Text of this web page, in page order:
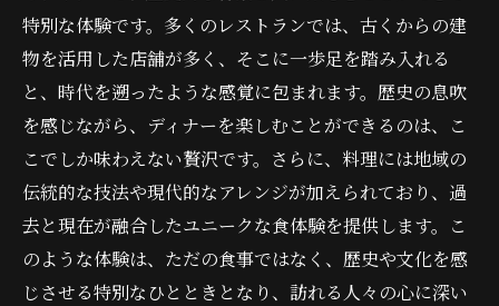
特別な体験です。多くのレストランでは、古くからの建
物を活用した店舗が多く、そこに一歩足を踏み入れる
と、時代を遡ったような感覚に包まれます。歴史の息吹
を感じながら、ディナーを楽しむことができるのは、こ
こでしか味わえない贅沢です。さらに、料理には地域の
伝統的な技法や現代的なアレンジが加えられており、過
去と現在が融合したユニークな食体験を提供します。こ
のような体験は、ただの食事ではなく、歴史や文化を感
じさせる特別なひとときとなり、訪れる人々の心に深い